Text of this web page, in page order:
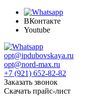
ВКонтакте
Youtube
opt@ipdubovskaya.ru
opt@nord-max.ru
+7 (921) 652-82-82
Заказать звонок
Скачать прайс-лист